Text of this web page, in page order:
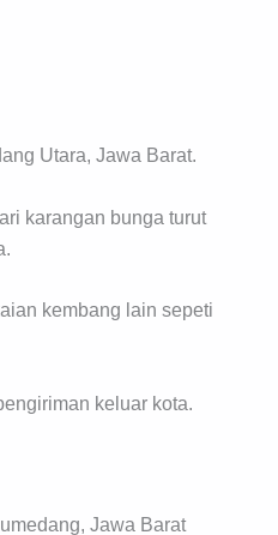
Utara, Jawa Barat.
karangan bunga turut
kembang lain sepeti
keluar kota.
Jawa Barat